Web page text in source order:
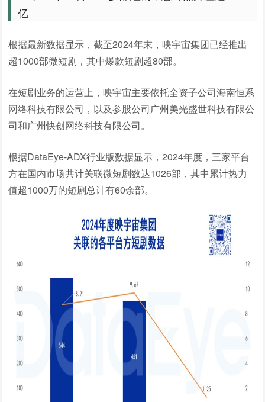
亿
根据最新数据显示，截至2024年末，映宇宙集团已经推出
超1000部微短剧，其中爆款短剧超80部。
在短剧业务的运营上，映宇宙主要依托全资子公司海南恒系
网络科技有限公司，以及参股公司广州美光盛世科技有限公
司和广州快创网络科技有限公司。
根据DataEye-ADX行业版数据显示，2024年度，三家平台
方在国内市场共计关联微短剧数达1026部，其中累计热力
值超1000万的短剧总计有60余部。